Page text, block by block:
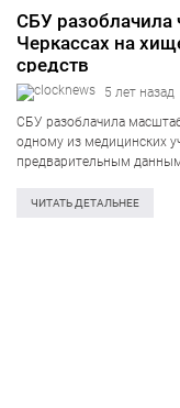
СБУ разоблачила
Черкассах на
средств
5 лет назад
СБУ разоблачила
одному из медицинских
предварительным
коммуникации Службы
ЧИТАТЬ ДЕТАЛЬНЕЕ